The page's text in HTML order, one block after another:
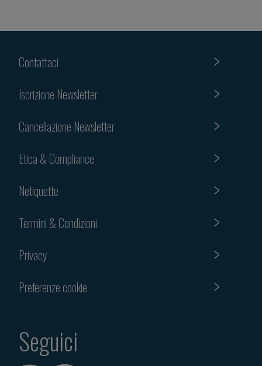
Contattaci
Iscrizione Newsletter
Cancellazione Newsletter
Etica & Compliance
Netiquette
Termini & Condizioni
Privacy
Preferenze cookie
Seguici